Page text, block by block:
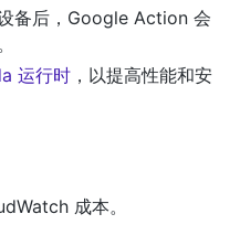
备后，Google Action 会
运行时 ，以提高性能和安
成本。